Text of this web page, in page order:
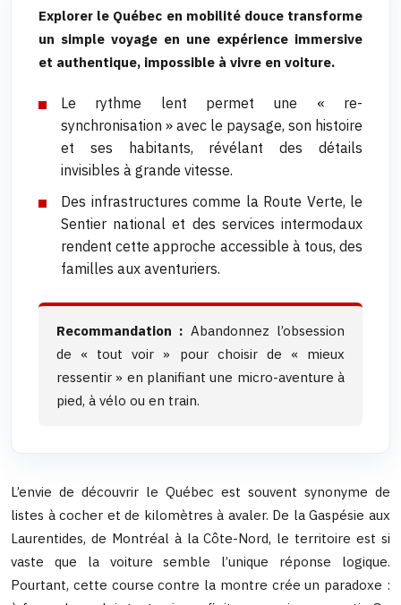
Explorer le Québec en mobilité douce transforme
un simple voyage en une expérience immersive
et authentique, impossible à vivre en voiture.
Le rythme lent permet une « re-
synchronisation » avec le paysage, son histoire
et ses habitants, révélant des détails
invisibles à grande vitesse.
Des infrastructures comme la Route Verte, le
Sentier national et des services intermodaux
rendent cette approche accessible à tous, des
familles aux aventuriers.
Recommandation : Abandonnez l’obsession
de « tout voir » pour choisir de « mieux
ressentir » en planifiant une micro-aventure à
pied, à vélo ou en train.
L’envie de découvrir le Québec est souvent synonyme de
listes à cocher et de kilomètres à avaler. De la Gaspésie aux
Laurentides, de Montréal à la Côte-Nord, le territoire est si
vaste que la voiture semble l’unique réponse logique.
Pourtant, cette course contre la montre crée un paradoxe :